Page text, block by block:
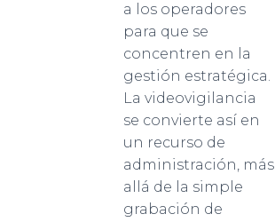
a los operadores
para que se
concentren en la
gestión estratégica.
La videovigilancia
se convierte así en
un recurso de
administración, más
allá de la simple
grabación de